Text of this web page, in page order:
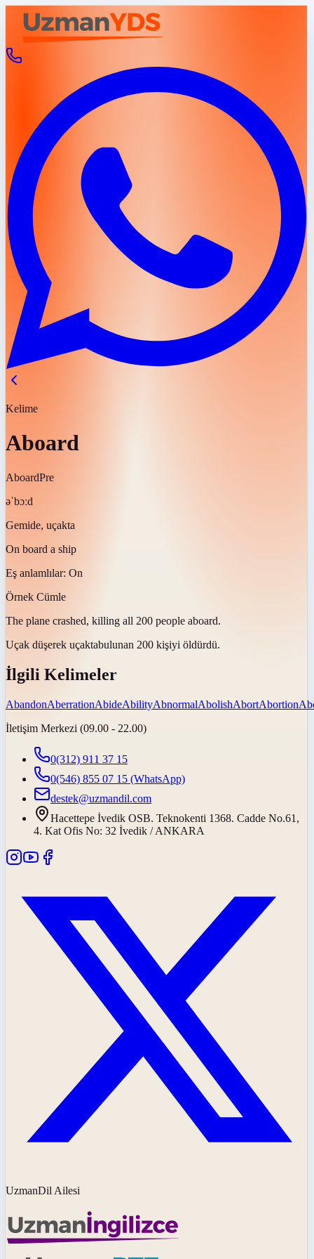
Kelime
Aboard
AboardPre
əˈbɔːd
Gemide, uçakta
On board a ship
Eş anlamlılar: On
Örnek Cümle
The plane crashed, killing all 200 people aboard.
Uçak düşerek uçaktabulunan 200 kişiyi öldürdü.
İlgili Kelimeler
AbandonAberrationAbideAbilityAbnormalAbolishAbortAbortion
İletişim Merkezi (09.00 - 22.00)
0(312) 911 37 15
0(546) 855 07 15 (WhatsApp)
destek@uzmandil.com
Hacettepe İvedik OSB. Teknokenti 1368. Cadde No.61,
4. Kat Ofis No: 32 İvedik / ANKARA
UzmanDil Ailesi